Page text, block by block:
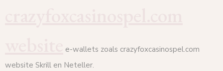
e-wallets zoals crazyfoxcasinospel.com
website Skrill en Neteller.